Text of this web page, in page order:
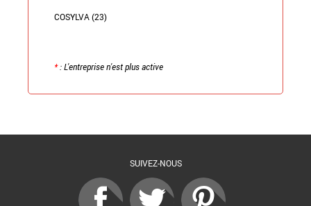
COSYLVA (23)
*: L'entreprise n'est plus active
SUIVEZ-NOUS